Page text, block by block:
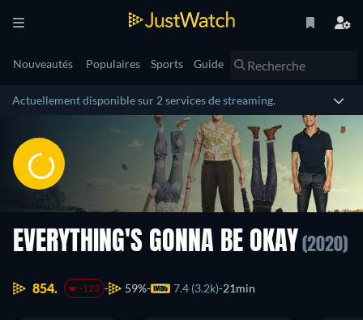
Nouveautés Populaires Sports Guide
Actuellement disponible sur 2 services de streaming.
EVERYTHING'S GONNA BE OKAY (2020)
854. -123 59% 7.4 (3.2k) 21min